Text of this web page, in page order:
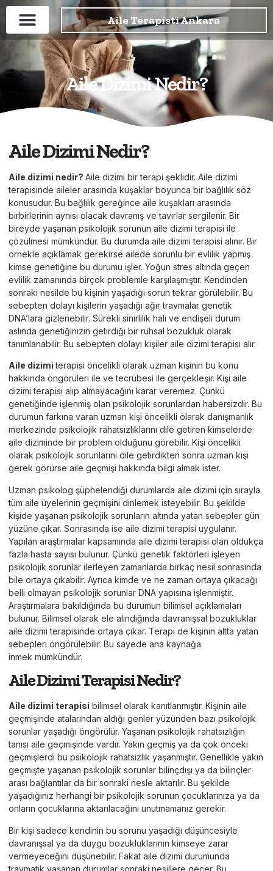
Aile Terapisti Ankara
Aile Dizimi Nedir?
Aile Dizimi Nedir?
Aile dizimi nedir? Aile dizimi bir terapi şeklidir. Aile dizimi
terapisinde aileler arasında kuşaklar boyunca bir bağlılık söz
konusudur. Bu bağlılık gereğince aile kuşakları arasında
birbirlerinin aynısı olacak davranış ve tavırlar sergilenir. Bir
bireyde yaşanan psikolojik sorunun aile dizimi terapisi ile
çözülmesi mümkündür. Bu durumda aile dizimi terapisi alınır. Bir
örnekle açıklamak gerekirse ailede sorunlu bir evlilik yapmış
kimse genetiğine bu durumu işler. Yoğun stres altında geçen
evlilik zamanında birçok problemle karşılaşmıştır. Kendinden
sonraki nesilde bu kişinin yaşadığı sorun tekrar görülebilir. Bu
sebepten dolayı kişilerin yaşadığı ağır travmalar genetik
DNA’lara gizlenebilir. Sürekli sinirlilik hali ve endişeli durum
aslında genetiğinizin getirdiği bir ruhsal bozukluk olarak
tanımlanabilir. Bu sebepten dolayı kişiler aile dizimi terapisi alır.
Aile dizimiterapisi öncelikli olarak uzman kişinin bu konu
hakkında öngörüleri ile ve tecrübesi ile gerçekleşir. Kişi aile
dizimi terapisi alıp almayacağını karar veremez. Çünkü
genetiğinde işlenmiş olan psikolojik sorunlardan habersizdir. Bu
durumun farkına varan uzman kişi öncelikli olarak danışmanlık
merkezinde psikolojik rahatsızlıklarını dile getiren kimselerde
aile diziminde bir problem olduğunu görebilir. Kişi öncelikli
olarak psikolojik sorunlarını dile getirdikten sonra uzman kişi
gerek görürse aile geçmişi hakkında bilgi almak ister.
Uzman psikolog şüphelendiği durumlarda aile dizimi için sırayla
tüm aile üyelerinin geçmişini dinlemek isteyebilir. Bu şekilde
kişide yaşanan psikolojik sorunların altında yatan sebepler gün
yüzüne çıkar. Sonrasında ise aile dizimi terapisi uygulanır.
Yapılan araştırmalar kapsamında aile dizimi terapisi olan oldukça
fazla hasta sayısı bulunur. Çünkü genetik faktörleri işleyen
psikolojik sorunlar ilerleyen zamanlarda birkaç nesil sonrasında
bile ortaya çıkabilir. Ayrıca kimde ve ne zaman ortaya çıkacağı
belli olmayan psikolojik sorunlar DNA yapısına işlenmiştir.
Araştırmalara bakıldığında bu durumun bilimsel açıklamaları
bulunur. Bilimsel olarak ele alındığında davranışsal bozukluklar
aile dizimi terapisinde ortaya çıkar. Terapi de kişinin altta yatan
sebepleri öngörülebilir. Bu sayede ana kaynağa
inmek mümkündür.
Aile Dizimi Terapisi Nedir?
Aile dizimi terapisi bilimsel olarak kanıtlanmıştır. Kişinin aile
geçmişinde atalarından aldığı genler yüzünden bazı psikolojik
sorunlar yaşadığı öngörülür. Yaşanan psikolojik rahatsızlığın
tanısı aile geçmişinde vardır. Yakın geçmiş ya da çok önceki
geçmişlerdi bu psikolojik rahatsızlık yaşanmıştır. Genellikle yakın
geçmişte yaşanan psikolojik sorunlar bilinçdışı ya da bilinçler
arası bağlantılar da bir sonraki nesle aktarılır. Bu şekilde
yaşadığınız herhangi bir psikolojik sorunun çocuklarınıza ya da
onların çocuklarına aktarılacağını unutmamanız gerekir.
Bir kişi sadece kendinin bu sorunu yaşadığı düşüncesiyle
davranışsal ya da duygu bozukluklarının kimseye zarar
vermeyeceğini düşünebilir. Fakat aile dizimi durumunda
travmatik yaşanan durumlar sonraki nesillere geçer. Bu